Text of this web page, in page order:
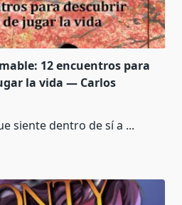
12 encuentros para
la vida — Carlos
siente dentro de sí a ...